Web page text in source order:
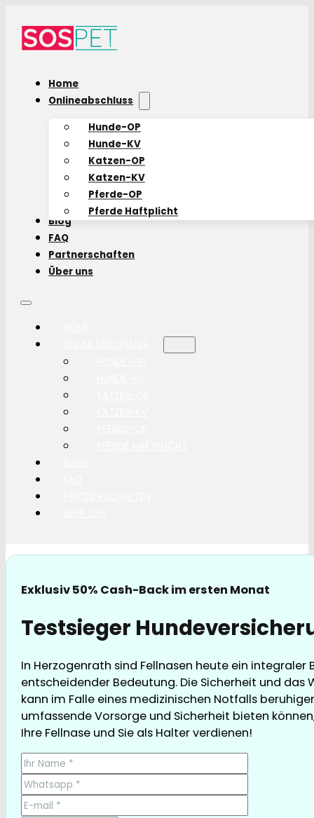
Home
Onlineabschluss
Hunde-OP
Hunde-KV
Katzen-OP
Katzen-KV
Pferde-OP
Pferde Haftplicht
Blog
FAQ
Partnerschaften
Über uns
Exklusiv 50% Cash-Back im ersten Monat
Testsieger
In Herzogenrath sind Fellnasen heute ein
entscheidender Bedeutung. Die Sicherheit und das
kann im Falle eines medizinischen Notfalls
umfassende Vorsorge und Sicherheit bieten
Ihre Fellnase und Sie als Halter verdienen!